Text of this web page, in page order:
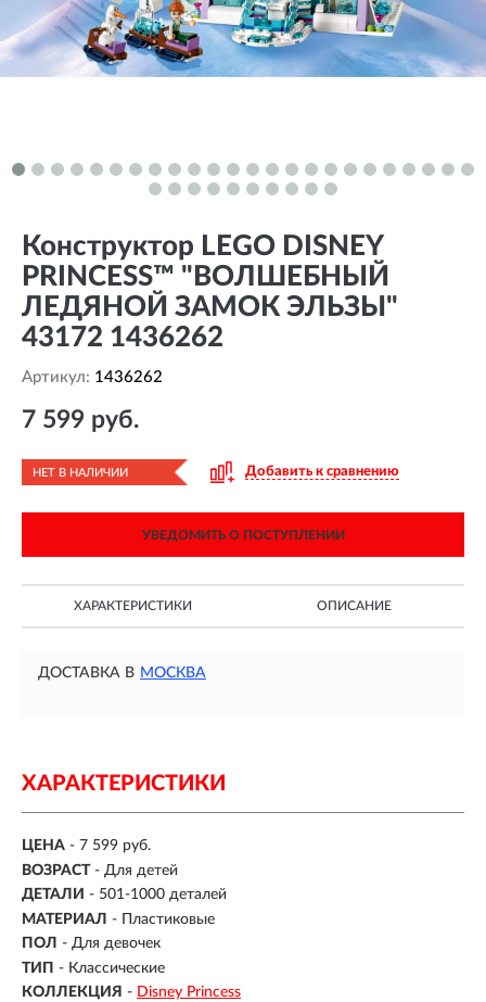
Конструктор LEGO DISNEY
PRINCESS™ "ВОЛШЕБНЫЙ
ЛЕДЯНОЙ ЗАМОК ЭЛЬЗЫ"
43172 1436262
Артикул: 1436262
7 599 руб.
НЕТ В НАЛИЧИИ Добавить к сравнению
УВЕДОМИТЬ О ПОСТУПЛЕНИИ
ХАРАКТЕРИСТИКИ ОПИСАНИЕ
ДОСТАВКА В МОСКВА
ХАРАКТЕРИСТИКИ
ЦЕНА - 7 599 руб.
ВОЗРАСТ - Для детей
ДЕТАЛИ - 501-1000 деталей
МАТЕРИАЛ - Пластиковые
ПОЛ - Для девочек
ТИП - Классические
КОЛЛЕКЦИЯ - Disney Princess